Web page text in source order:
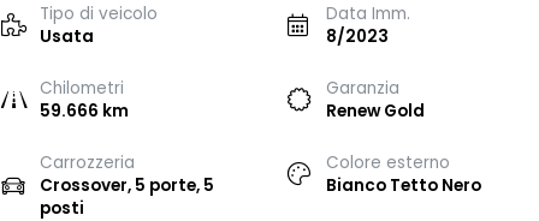
Tipo di veicolo
Usata
Data Imm.
8/2023
Chilometri
59.666 km
Garanzia
Renew Gold
Carrozzeria
Crossover, 5 porte, 5
posti
Colore esterno
Bianco Tetto Nero